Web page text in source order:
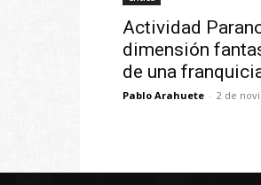
Actividad
dimensión
de una
Pablo Arahuete - 2 de